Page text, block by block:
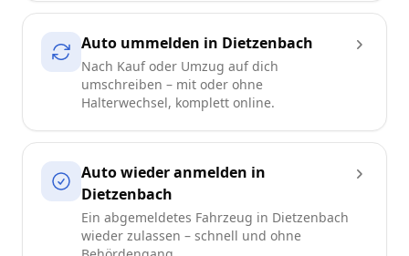
Auto ummelden in Dietzenbach
Nach Kauf oder Umzug auf dich
umschreiben – mit oder ohne
Halterwechsel, komplett online.
Auto wieder anmelden in
Dietzenbach
Ein abgemeldetes Fahrzeug in Dietzenbach
wieder zulassen – schnell und ohne